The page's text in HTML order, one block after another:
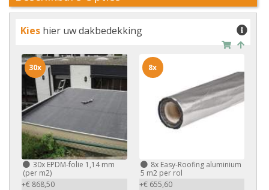
Kies hier uw dakbedekking
30x EPDM-folie 1,14 mm
(per m2)
+€ 868,50
30x
8xEasy-Roofing aluminium
5 m2 per rol
+€ 655,60
8x